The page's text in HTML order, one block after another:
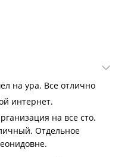
на ура. Все отлично
интернет.
на все сто.
Отдельное